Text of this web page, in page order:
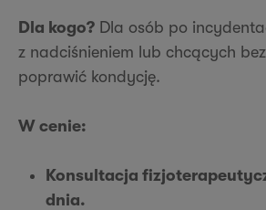
Dla kogo? Dla osób po
z nadciśnieniem lub chcących
poprawić kondycję.
W cenie:
Konsultacja
dnia.